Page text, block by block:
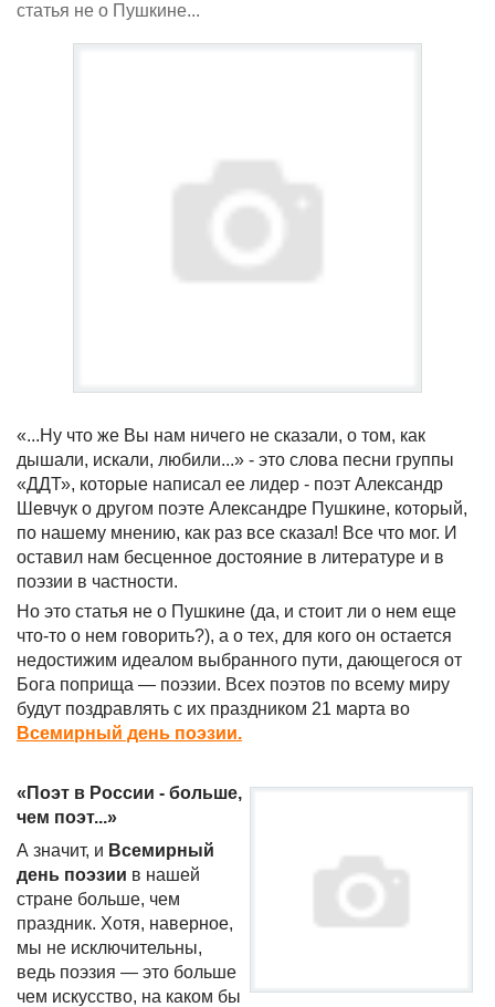
статья не о Пушкине...
«...Hy что же Вы нам ничего не сказали, о том, как
дышали, искали, любили...» - это слова песни группы
«ДДТ», которые написал ее лидер - поэт Александр
Шевчук о другом поэте Александре Пушкине, который,
по нашему мнению, как раз все сказал! Все что мог. И
оставил нам бесценное достояние в литературе и в
поэзии в частности.
Но это статья не о Пушкине (да, и стоит ли о нем еще
что-то о нем говорить?), а о тех, для кого он остается
недостижим идеалом выбранного пути, дающегося от
Бога поприща — поэзии. Всех поэтов по всему миру
будут поздравлять с их праздником 21 марта во
Всемирный день поэзии.
«Поэт в России - больше,
чем поэт...»
А значит, и Всемирный
день поэзии в нашей
стране больше, чем
праздник. Хотя, наверное,
мы не исключительны,
ведь поэзия — это больше
чем искусство, на каком бы